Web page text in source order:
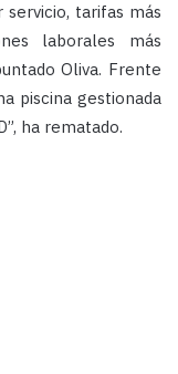
tarifas más
laborales más
Oliva. Frente
piscina gestionada
ha rematado.